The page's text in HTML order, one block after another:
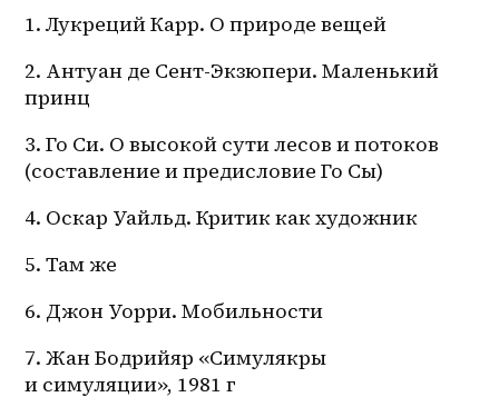
1. Лукреций Карр. О природе вещей
2. Антуан де Сент-Экзюпери. Маленький
принц
3. Го Си. О высокой сути лесов и потоков
(составление и предисловие Го Сы)
4. Оскар Уайльд. Критик как художник
5. Там же
6. Джон Уорри. Мобильности
7. Жан Бодрийяр «Симулякры
и симуляции», 1981 г